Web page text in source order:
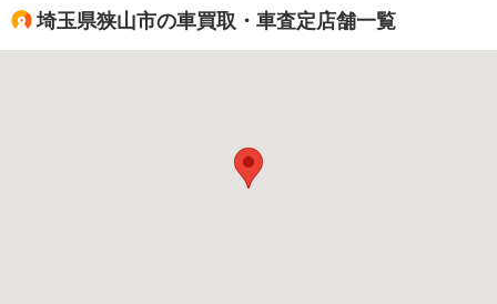
埼玉県狭山市の車買取・車査定店舗一覧